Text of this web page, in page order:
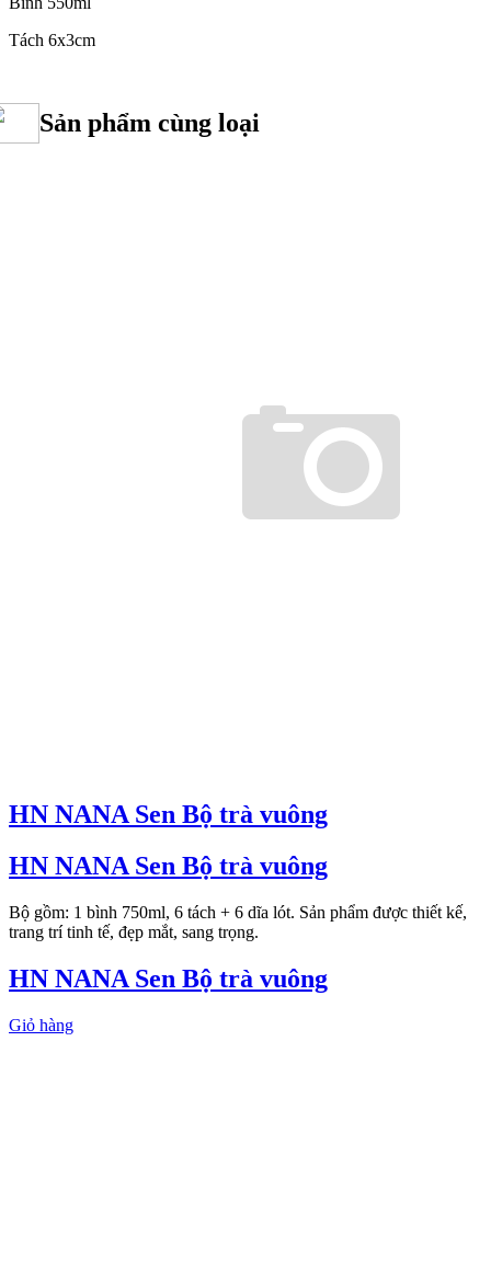
Tách 6x3cm
Sản phẩm cùng loại
HN NANA Sen Bộ trà vuông
HN NANA Sen Bộ trà vuông
Bộ gồm: 1 bình 750ml, 6 tách + 6 dĩa lót. Sản phẩm được thiết kế,
trang trí tinh tế, đẹp mắt, sang trọng.
HN NANA Sen Bộ trà vuông
Giỏ hàng